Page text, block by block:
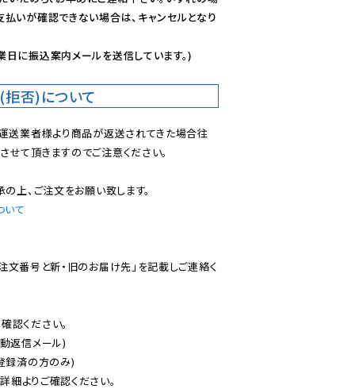
いが確認できない場合は、キャンセルとなり
に振込案内メールを送信しています。)
否)について
送業者様より商品が返送されてきた場合往
て頂きますのでご注意ください。
いて
文番号と新・旧のお届け先」を記載しご連絡く
ください。
返信メール)
録済の方のみ)